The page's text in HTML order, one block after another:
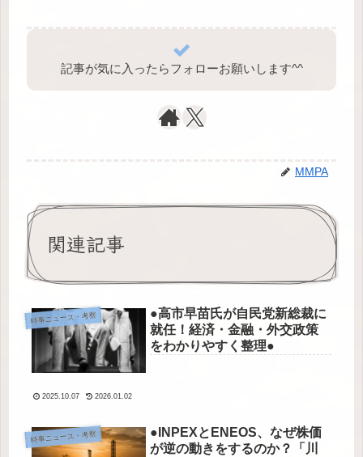
記事が気に入ったらフォローお願いします^⁠^⁠
MMPA
関連記事
時事ニュース・考察
●高市早苗氏が自民党新総裁に
就任！経済・金融・外交政策
をわかりやすく整理●
2025.10.07 2026.01.02
時事ニュース・考察
●INPEXとENEOS、なぜ株価
が逆の動きをするのか？「川